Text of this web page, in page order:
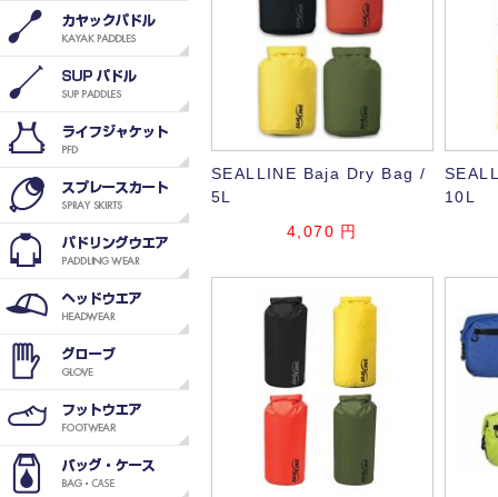
SEALLINE Baja Dry Bag /
5L
4,070 円
10L